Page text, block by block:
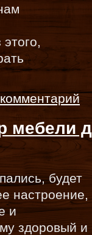
мебели
будет
настроение,
и
здоровый и